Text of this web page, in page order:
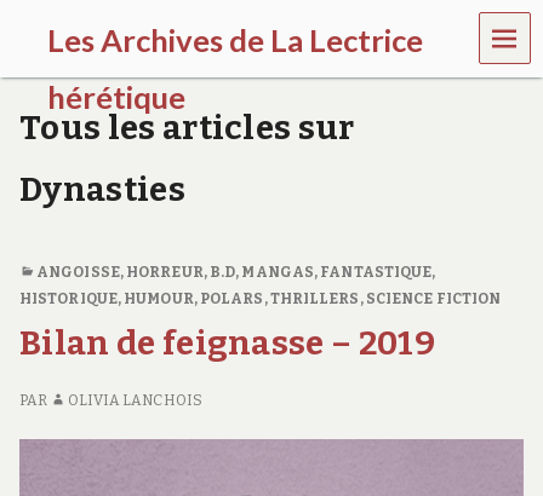
Les Archives de La Lectrice
hérétique
(
0
0
-
2
0
2
0
MEN
U
Tous les articles sur
Dynasties
ANGOISSE, HORREUR, B.D, MANGAS, FANTASTIQUE,
HISTORIQUE, HUMOUR, POLARS, THRILLERS , SCIENCE FICTION
Bilan de feignasse – 2019
PAR OLIVIA LANCHOIS